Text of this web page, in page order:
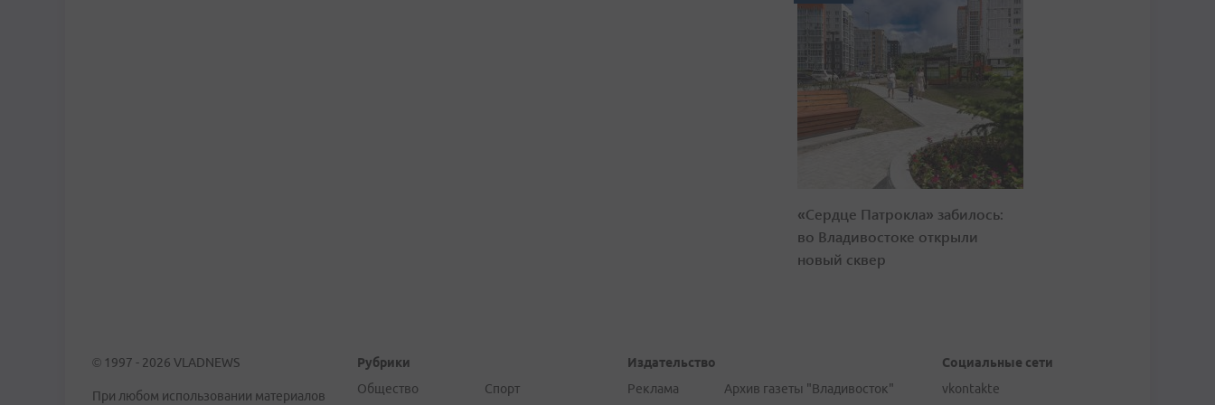
«Сердце Патрокла» забилось:
во Владивостоке открыли
новый сквер
© 1997 - 2026 VLADNEWS
При любом использовании материалов
Рубрики
Общество
Спорт
Издательство
Реклама
Архив газеты "Владивосток"
Социальные сети
vkontakte